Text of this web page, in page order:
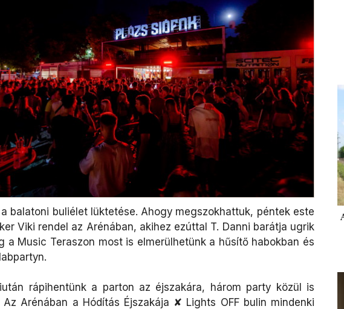
balatoni buliélet lüktetése. Ahogy megszokhattuk, péntek este
Viki rendel az Arénában, akihez ezúttal T. Danni barátja ugrik
a Music Teraszon most is elmerülhetünk a hűsítő habokban és
rápihentünk a parton az éjszakára, három party közül is
Arénában a Hódítás Éjszakája ✘ Lights OFF bulin mindenki